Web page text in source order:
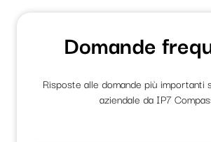
Domande
Risposte alle domande più importanti
aziendale da IP7